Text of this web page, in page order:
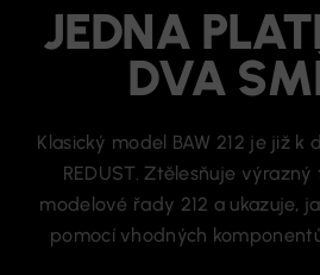
JEDNA
DVA
Klasický model BAW 212 je již k
REDUST. Ztělesňuje
modelové řady 212 a ukazuje,
pomocí vhodných